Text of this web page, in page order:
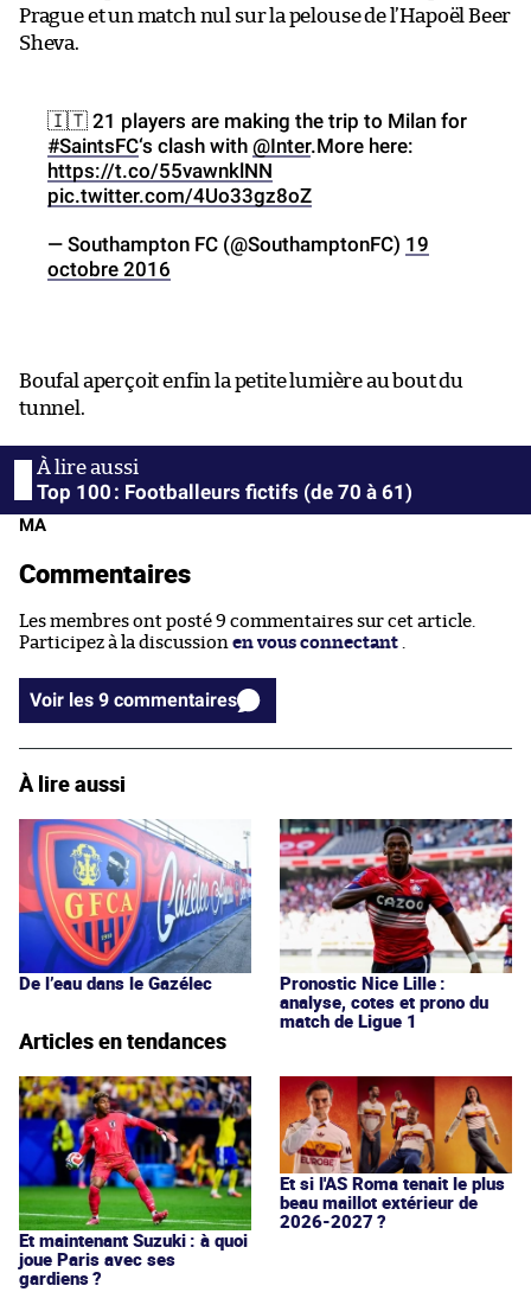
Prague et un match nul sur la pelouse de l’Hapoël Beer
Sheva.
🇮🇹 21 players are making the trip to Milan for
#SaintsFC‘s clash with @Inter.More here:
https://t.co/55vawnklNN
pic.twitter.com/4Uo33gz8oZ
— Southampton FC (@SouthamptonFC) 19
octobre 2016
Boufal aperçoit enfin la petite lumière au bout du
tunnel.
Top 100 : Footballeurs fictifs (de 70 à 61)
MA
Commentaires
Les membres ont posté 9 commentaires sur cet article.
Participez à la discussion en vous connectant .
Voir les 9 commentaires
À lire aussi
De l’eau dans le Gazélec
Pronostic Nice Lille :
analyse, cotes et prono du
match de Ligue 1
Articles en tendances
Et maintenant Suzuki : à quoi
joue Paris avec ses
gardiens ?
Et si l'AS Roma tenait le plus
beau maillot extérieur de
2026-2027 ?